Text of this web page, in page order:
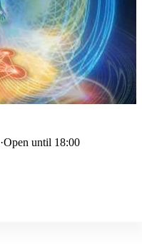
·Open until 18:00